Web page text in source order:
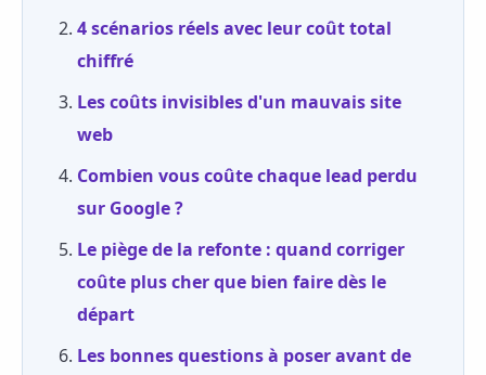
4 scénarios réels avec leur coût total
chiffré
Les coûts invisibles d'un mauvais site
web
Combien vous coûte chaque lead perdu
sur Google ?
Le piège de la refonte : quand corriger
coûte plus cher que bien faire dès le
départ
Les bonnes questions à poser avant de